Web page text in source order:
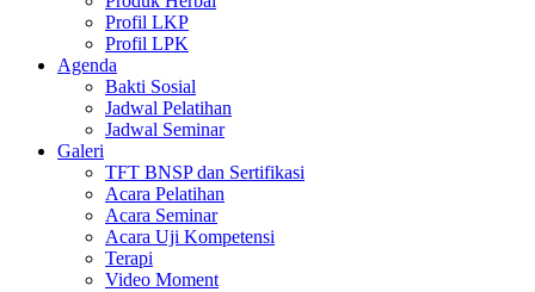
Profil LKP
Profil LPK
Agenda
Bakti Sosial
Jadwal Pelatihan
Jadwal Seminar
Galeri
TFT BNSP dan Sertifikasi
Acara Pelatihan
Acara Seminar
Acara Uji Kompetensi
Terapi
Video Moment